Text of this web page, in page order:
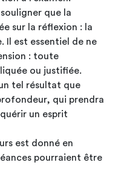
que la
sur la réflexion : la
Il est essentiel de ne
: toute
ou justifiée.
tel résultat que
qui prendra
un esprit
est donné en
pourraient être